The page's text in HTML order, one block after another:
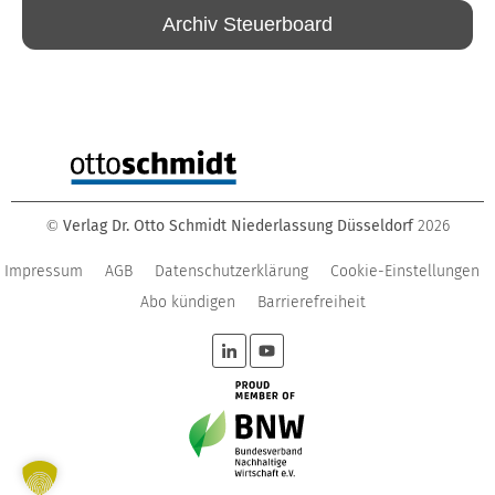
Archiv Steuerboard
© Verlag Dr. Otto Schmidt Niederlassung Düsseldorf 2026
Impressum AGB Datenschutzerklärung
Cookie-Einstellungen
Abo kündigen
Barrierefreiheit